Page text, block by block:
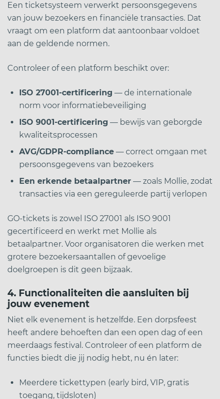
Een ticketsysteem verwerkt persoonsgegevens
van jouw bezoekers en financiële transacties. Dat
vraagt om een platform dat aantoonbaar voldoet
aan de geldende normen.
Controleer of een platform beschikt over:
ISO 27001-certificering — de internationale
norm voor informatiebeveiliging
ISO 9001-certificering — bewijs van geborgde
kwaliteitsprocessen
AVG/GDPR-compliance — correct omgaan met
persoonsgegevens van bezoekers
Een erkende betaalpartner — zoals Mollie, zodat
transacties via een gereguleerde partij verlopen
GO-tickets is zowel ISO 27001 als ISO 9001
gecertificeerd en werkt met Mollie als
betaalpartner. Voor organisatoren die werken met
grotere bezoekersaantallen of gevoelige
doelgroepen is dit geen bijzaak.
4. Functionaliteiten die aansluiten bij
jouw evenement
Niet elk evenement is hetzelfde. Een dorpsfeest
heeft andere behoeften dan een open dag of een
meerdaags festival. Controleer of een platform de
functies biedt die jij nodig hebt, nu én later:
Meerdere tickettypen (early bird, VIP, gratis
toegang, tijdsloten)